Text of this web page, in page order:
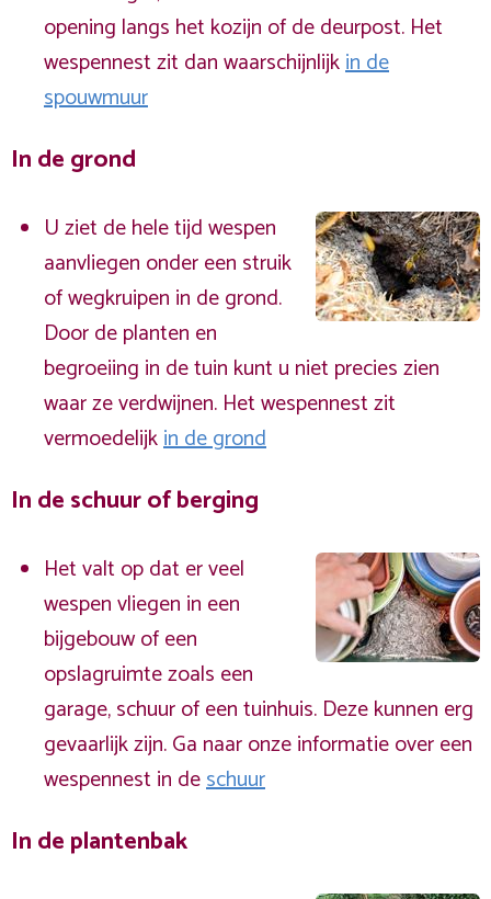
opening langs het kozijn of de deurpost. Het
wespennest zit dan waarschijnlijkin de
spouwmuur
In de grond
U ziet de hele tijd wespen
aanvliegen onder een struik
of wegkruipen in de grond.
Door de planten en
begroeiing in de tuin kunt u niet precies zien
waar ze verdwijnen. Het wespennest zit
vermoedelijkin de grond
In de schuur of berging
Het valt op dat er veel
wespen vliegen in een
bijgebouw of een
opslagruimte zoals een
garage, schuur of een tuinhuis. Deze kunnen erg
gevaarlijk zijn. Ga naar onze informatie over een
wespennest in deschuur
In de plantenbak